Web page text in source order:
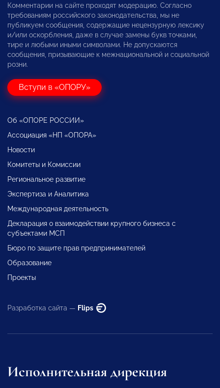
Комментарии на сайте проходят модерацию. Согласно
требованиям российского законодательства, мы не
публикуем сообщения, содержащие нецензурную лексику
и/или оскорбления, даже в случае замены букв точками,
тире и любыми иными символами. Не допускаются
сообщения, призывающие к межнациональной и социальной
розни.
Вступи в «ОПОРУ»
Об «ОПОРЕ РОССИИ»
Ассоциация «НП «ОПОРА»
Новости
Комитеты и Комиссии
Региональное развитие
Экспертиза и Аналитика
Международная деятельность
Декларация о взаимодействии крупного бизнеса с
субъектами МСП
Бюро по защите прав предпринимателей
Образование
Проекты
Разработка сайта — Flips
Исполнительная дирекция